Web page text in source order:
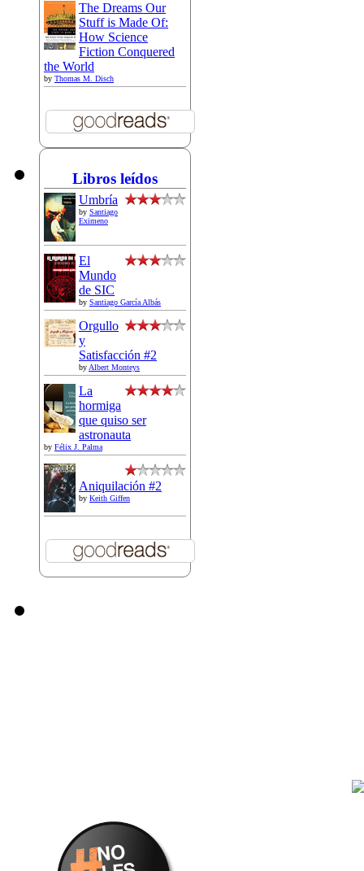
The Dreams Our
Stuff is Made Of:
How Science
Fiction Conquered
the World
by Thomas M. Disch
Libros leídos
Umbría
by Santiago
Eximeno
El
Mundo
de SIC
by Santiago García Albás
Orgullo
y
Satisfacción #2
byAlbert Monteys
La
hormiga
que quiso ser
astronauta
by Félix J. Palma
Aniquilación #2
by Keith Giffen